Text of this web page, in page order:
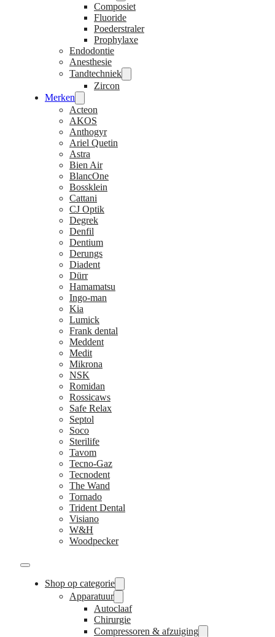
Composiet
Fluoride
Poederstraler
Prophylaxe
Endodontie
Anesthesie
Tandtechniek
Zircon
Merken
Acteon
AKOS
Anthogyr
Ariel Quetin
Astra
Bien Air
BlancOne
Bossklein
Cattani
CJ Optik
Degrek
Denfil
Dentium
Derungs
Diadent
Dürr
Hamamatsu
Ingo-man
Kia
Lumick
Frank dental
Meddent
Medit
Mikrona
NSK
Romidan
Rossicaws
Safe Relax
Septol
Soco
Sterilife
Tavom
Tecno-Gaz
Tecnodent
The Wand
Tornado
Trident Dental
Visiano
W&H
Woodpecker
Shop op categorie
Apparatuur
Autoclaaf
Chirurgie
Compressoren & afzuiging